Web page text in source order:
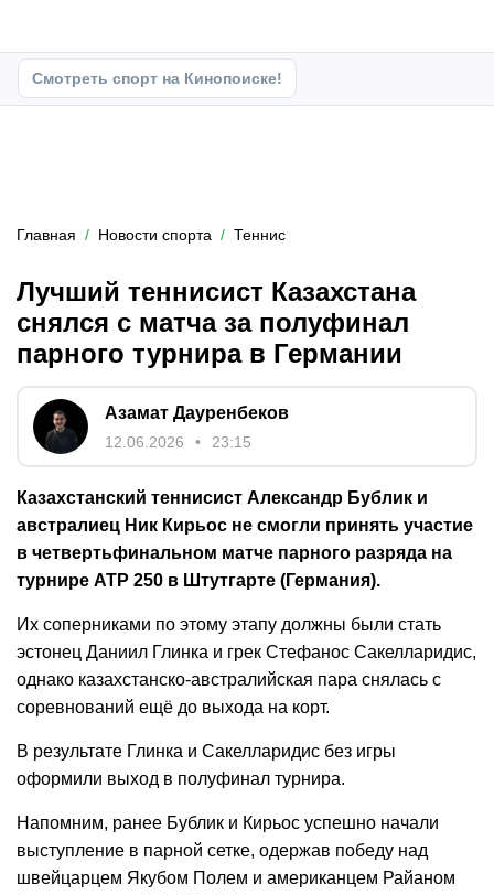
Смотреть спорт на Кинопоиске!
Главная Новости спорта Теннис
Лучший теннисист Казахстана
снялся с матча за полуфинал
парного турнира в Германии
Азамат Дауренбеков
12.06.2026 23:15
Казахстанский теннисист Александр Бублик и
австралиец Ник Кирьос не смогли принять участие
в четвертьфинальном матче парного разряда на
турнире ATP 250 в Штутгарте (Германия).
Их соперниками по этому этапу должны были стать
эстонец Даниил Глинка и грек Стефанос Сакелларидис,
однако казахстанско-австралийская пара снялась с
соревнований ещё до выхода на корт.
В результате Глинка и Сакелларидис без игры
оформили выход в полуфинал турнира.
Напомним, ранее Бублик и Кирьос успешно начали
выступление в парной сетке, одержав победу над
швейцарцем Якубом Полем и американцем Райаном